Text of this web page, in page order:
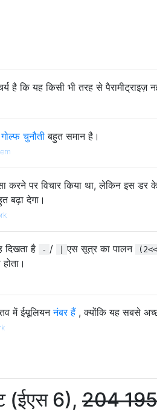
है कि यह किसी भी तरह से पैरामीट्राइज़
चुनौतीबहुत समान है।
करने पर विचार किया था, लेकिन इस
बढ़ा देगा।
दिखता है - / | एस सूत्र का पालन
में ईयूलियननंबर हैं, क्योंकि यह सबसे
(ईएस 6), 204